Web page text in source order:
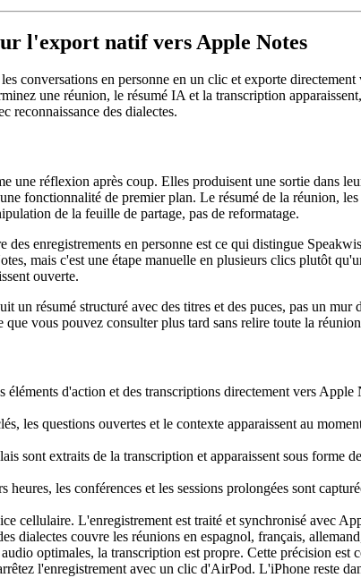
l'export natif vers Apple Notes
conversations en personne en un clic et exporte
une réunion, le résumé IA et la transcription
reconnaissance des dialectes.
réflexion après coup. Elles produisent une sortie dans
fonctionnalité de premier plan. Le résumé de la réunion,
de la feuille de partage, pas de reformatage.
enregistrements en personne est ce qui distingue
mais c'est une étape manuelle en plusieurs clics plutôt
ouverte.
résumé structuré avec des titres et des puces, pas un
vous pouvez consulter plus tard sans relire toute la
éléments d'action et des transcriptions directement vers
les questions ouvertes et le contexte apparaissent au
sont extraits de la transcription et apparaissent sous
heures, les conférences et les sessions prolongées sont
cellulaire. L'enregistrement est traité et synchronisé avec
dialectes couvre les réunions en espagnol, français,
optimales, la transcription est propre. Cette précision est
l'enregistrement avec un clic d'AirPod. L'iPhone reste